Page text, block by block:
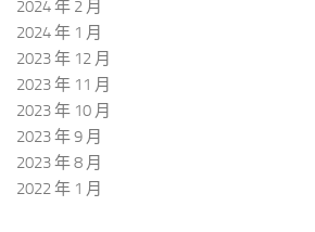
2024 年 2 月
2024 年 1 月
2023 年 12 月
2023 年 11 月
2023 年 10 月
2023 年 9 月
2023 年 8 月
2022 年 1 月